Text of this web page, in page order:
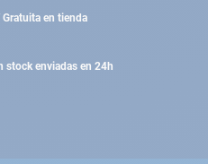
Gratuita en tienda
stock enviadas en 24h